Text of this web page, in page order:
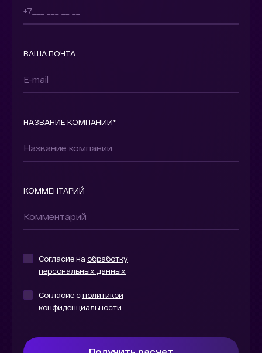
ВАША ПОЧТА
НАЗВАНИЕ КОМПАНИИ*
КОММЕНТАРИЙ
Согласие на обработку
персональных данных
Согласие с политикой
конфиденциальности